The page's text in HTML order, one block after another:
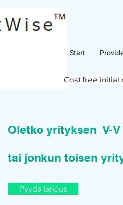
Start
Cost free initial
Oletko yrityksen V-
tai jonkun toisen
Pyydä tarjous